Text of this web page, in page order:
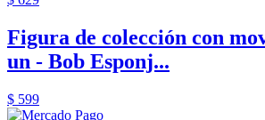
Figura de colección con
un - Bob Esponj...
$ 599